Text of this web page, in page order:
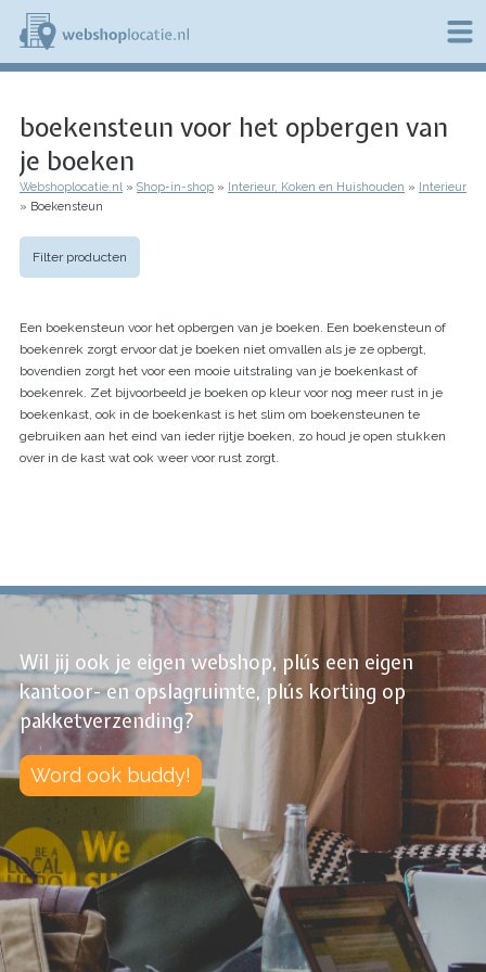
Overslaan
naar
de
b
s
h
o
p
o
a
e
.
n
l
boekensteun voor het opbergen van
je boeken
Kruimelpad
Webshoplocatie.nl Shop-in-shop Interieur, Koken en Huishouden
Interieur
Boekensteun
Filter producten
Een boekensteun voor het opbergen van je boeken. Een boekensteun of
boekenrek zorgt ervoor dat je boeken niet omvallen als je ze opbergt,
bovendien zorgt het voor een mooie uitstraling van je boekenkast of
boekenrek. Zet bijvoorbeeld je boeken op kleur voor nog meer rust in je
boekenkast, ook in de boekenkast is het slim om boekensteunen te
gebruiken aan het eind van ieder rijtje boeken, zo houd je open stukken
over in de kast wat ook weer voor rust zorgt.
Wil jij ook je eigen webshop, plús een eigen
kantoor- en opslagruimte, plús korting op
pakketverzending?
Word ook buddy!